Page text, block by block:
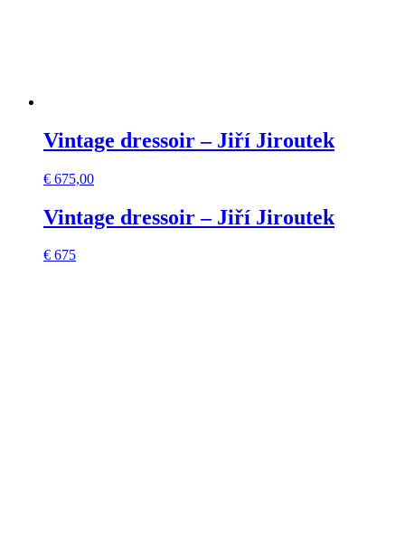
Vintage dressoir – Jiří Jiroutek
€ 675,00
Vintage dressoir – Jiří Jiroutek
€ 675